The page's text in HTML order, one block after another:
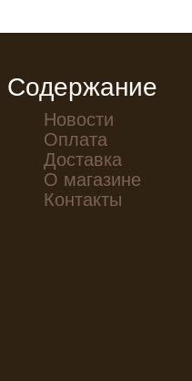
Содержание
Новости
Оплата
Доставка
О магазине
Контакты